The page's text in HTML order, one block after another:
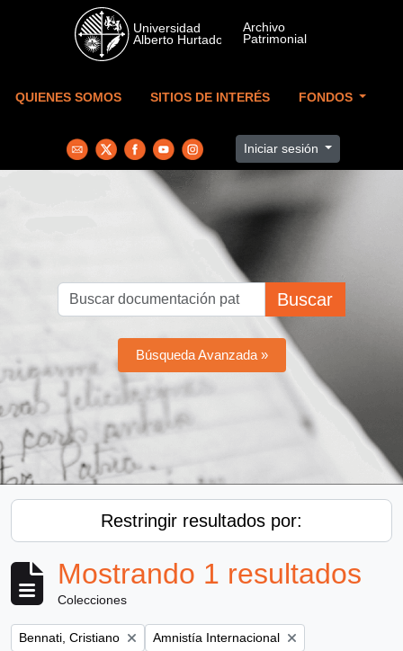
Skip to main content
QUIENES SOMOS SITIOS DE INTERÉS FONDOS
Iniciar sesión
Buscar
Búsqueda Avanzada »
Restringir resultados por:
Mostrando 1 resultados
Colecciones
Remove filter:
Bennati, Cristiano Remove filter:
Amnistía Internacional